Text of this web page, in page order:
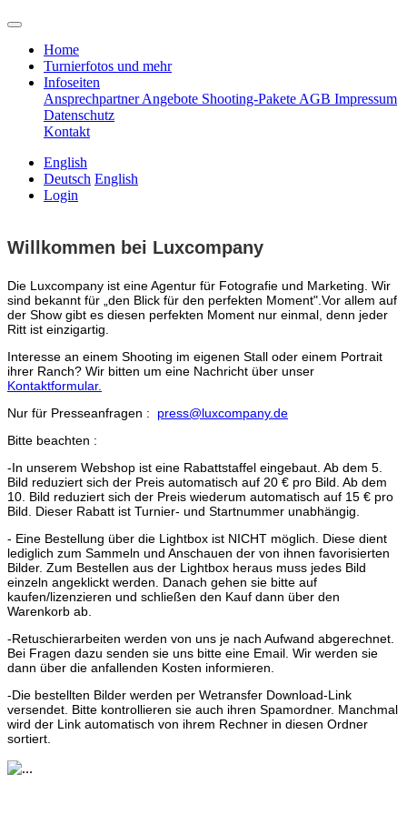
Home
Turnierfotos und mehr
Infoseiten
AnsprechpartnerAngebote Shooting-Pakete AGB Impressum
Datenschutz
Kontakt
English
Deutsch English
Login
Willkommen bei Luxcompany
Die Luxcompany ist eine Agentur für Fotografie und Marketing. Wir
sind bekannt für „den Blick für den perfekten Moment".Vor allem auf
der Show gibt es diesen perfekten Moment nur einmal, denn jeder
Ritt ist einzigartig.
Interesse an einem Shooting im eigenen Stall oder einem Portrait
ihrer Ranch? Wir bitten um eine Nachricht über unser
Kontaktformular.
Nur für Presseanfragen : press@luxcompany.de
Bitte beachten :
-In unserem Webshop ist eine Rabattstaffel eingebaut. Ab dem 5.
Bild reduziert sich der Preis automatisch auf 20 € pro Bild. Ab dem
10. Bild reduziert sich der Preis wiederum automatisch auf 15 € pro
Bild. Dieser Rabatt ist Turnier- und Startnummer unabhängig.
- Eine Bestellung über die Lightbox ist NICHT möglich. Diese dient
lediglich zum Sammeln und Anschauen der von ihnen favorisierten
Bilder. Zum Bestellen aus der Lightbox heraus muss jedes Bild
einzeln angeklickt werden. Danach gehen sie bitte auf
kaufen/lizenzieren und schließen den Kauf dann über den
Warenkorb ab.
-Retuschierarbeiten werden von uns je nach Aufwand abgerechnet.
Bei Fragen dazu senden sie uns bitte eine Email. Wir werden sie
dann über die anfallenden Kosten informieren.
-Die bestellten Bilder werden per Wetransfer Download-Link
versendet. Bitte kontrollieren sie auch ihren Spamordner. Manchmal
wird der Link automatisch von ihrem Rechner in diesen Ordner
sortiert.